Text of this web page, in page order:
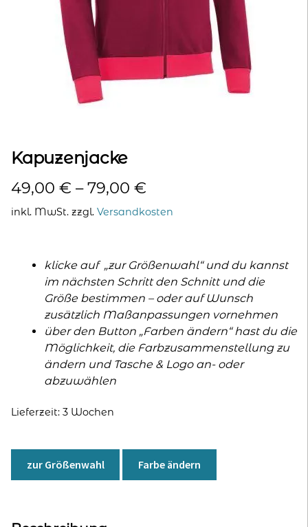
Kapuzenjacke
49,00 € –79,00 €
inkl. MwSt. zzgl. Versandkosten
klicke auf „zur Größenwahl“ und du kannst
im nächsten Schritt den Schnitt und die
Größe bestimmen – oder auf Wunsch
zusätzlich Maßanpassungen vornehmen
über den Button „Farben ändern“ hast du die
Möglichkeit, die Farbzusammenstellung zu
ändern und Tasche & Logo an- oder
abzuwählen
Lieferzeit: 3 Wochen
zur Größenwahl Farbe ändern